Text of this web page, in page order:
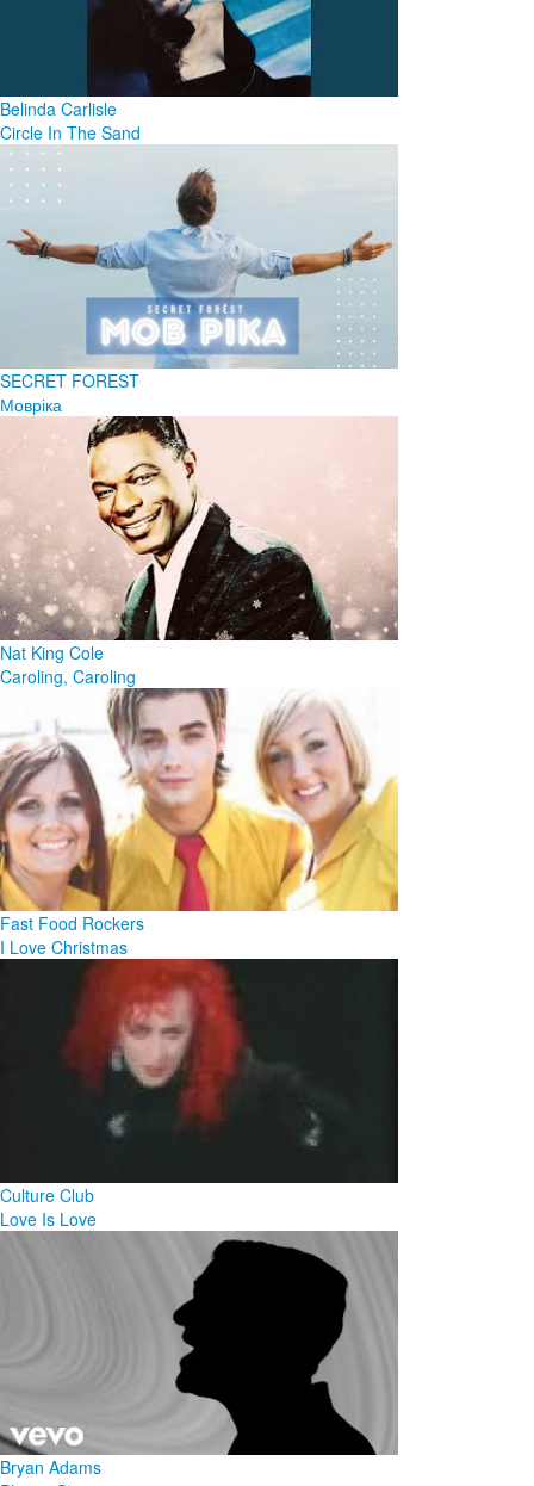
Belinda Carlisle
Circle In The Sand
SECRET FOREST
Мовріка
Nat King Cole
Caroling, Caroling
Fast Food Rockers
I Love Christmas
Culture Club
Love Is Love
Bryan Adams